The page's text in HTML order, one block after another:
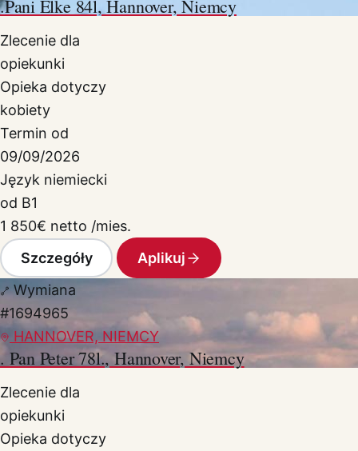
.Pani Elke 84l, Hannover, Niemcy
Zlecenie dla
opiekunki
Opieka dotyczy
kobiety
Termin od
09/09/2026
Język niemiecki
od B1
1 850€ netto /mies.
Szczegóły
Aplikuj
Wymiana
#1694965
HANNOVER, NIEMCY
. Pan Peter 78l., Hannover, Niemcy
Zlecenie dla
opiekunki
Opieka dotyczy